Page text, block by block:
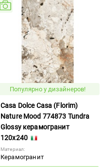
Популярно у дизайнеров!
Casa Dolce Casa (Florim)
Nature Mood 774873 Tundra
Glossy керамогранит
120x240
Материал:
Керамогранит